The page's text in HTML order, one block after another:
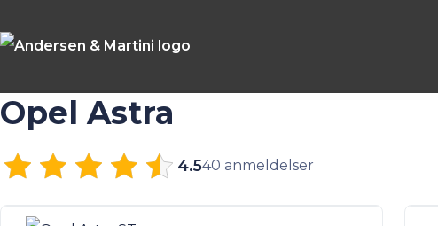
Opel Astra
4.540 anmeldelser